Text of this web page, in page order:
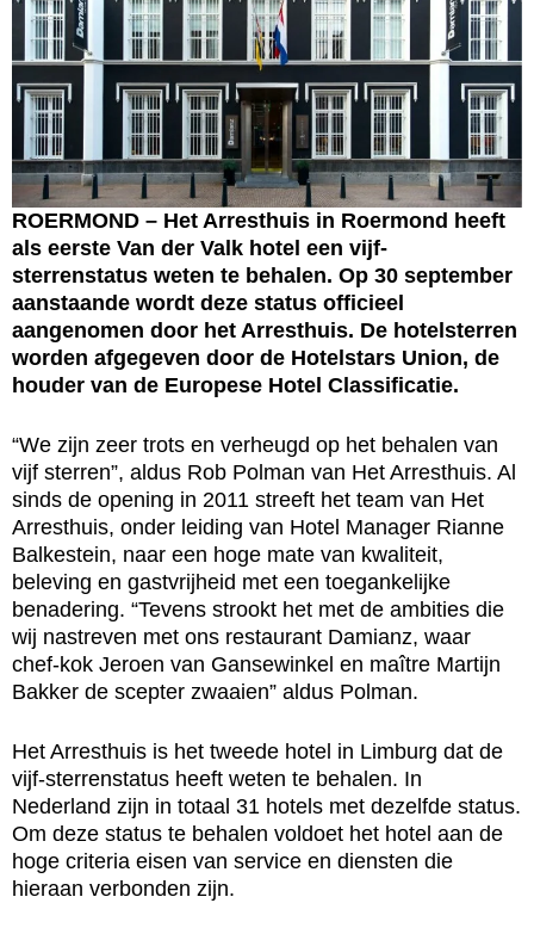
ROERMOND – Het Arresthuis in Roermond heeft
als eerste Van der Valk hotel een vijf-
sterrenstatus weten te behalen. Op 30 september
aanstaande wordt deze status officieel
aangenomen door het Arresthuis. De hotelsterren
worden afgegeven door de Hotelstars Union, de
houder van de Europese Hotel Classificatie.
“We zijn zeer trots en verheugd op het behalen van
vijf sterren”, aldus Rob Polman van Het Arresthuis. Al
sinds de opening in 2011 streeft het team van Het
Arresthuis, onder leiding van Hotel Manager Rianne
Balkestein, naar een hoge mate van kwaliteit,
beleving en gastvrijheid met een toegankelijke
benadering. “Tevens strookt het met de ambities die
wij nastreven met ons restaurant Damianz, waar
chef-kok Jeroen van Gansewinkel en maître Martijn
Bakker de scepter zwaaien” aldus Polman.
Het Arresthuis is het tweede hotel in Limburg dat de
vijf-sterrenstatus heeft weten te behalen. In
Nederland zijn in totaal 31 hotels met dezelfde status.
Om deze status te behalen voldoet het hotel aan de
hoge criteria eisen van service en diensten die
hieraan verbonden zijn.